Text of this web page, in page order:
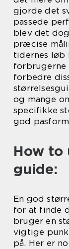
gjorde det
passede
blev det
præcise
tidernes løb
forbrugerne
forbedre
og mange
specifikke
god
How to
guide:
En god
for at finde
bruger en
vigtige
på. Her er